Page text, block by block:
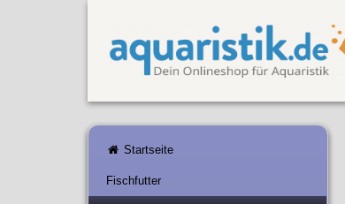
Startseite
Fischfutter